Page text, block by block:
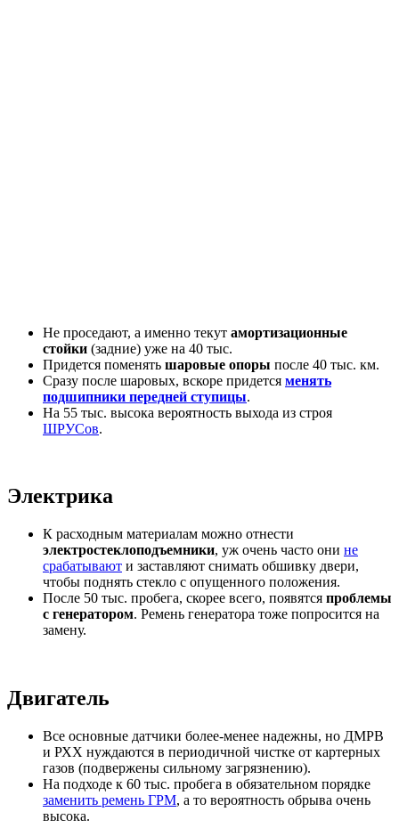
Не проседают, а именно текут амортизационные
стойки (задние) уже на 40 тыс.
Придется поменять шаровые опоры после 40 тыс. км.
Сразу после шаровых, вскоре придется менять
подшипники передней ступицы.
На 55 тыс. высока вероятность выхода из строя
ШРУСов.
Электрика
К расходным материалам можно отнести
электростеклоподъемники, уж очень часто они не
срабатывают и заставляют снимать обшивку двери,
чтобы поднять стекло с опущенного положения.
После 50 тыс. пробега, скорее всего, появятся проблемы
с генератором. Ремень генератора тоже попросится на
замену.
Двигатель
Все основные датчики более-менее надежны, но ДМРВ
и РХХ нуждаются в периодичной чистке от картерных
газов (подвержены сильному загрязнению).
На подходе к 60 тыс. пробега в обязательном порядке
заменить ремень ГРМ, а то вероятность обрыва очень
высока.